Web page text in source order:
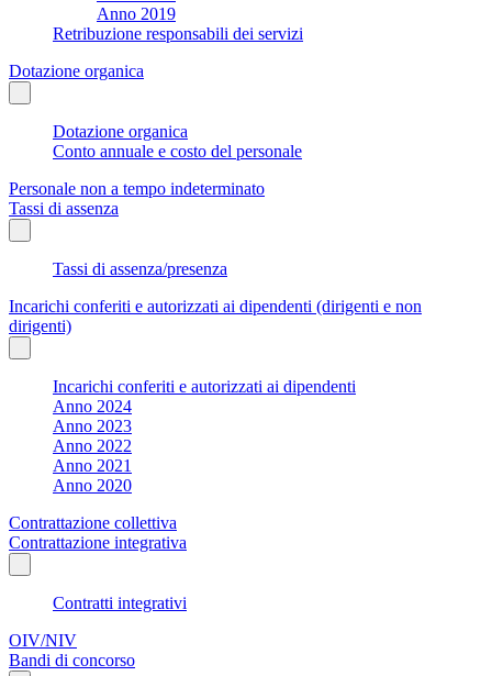
Anno 2019
Retribuzione responsabili dei servizi
Dotazione organica
Dotazione organica
Conto annuale e costo del personale
Personale non a tempo indeterminato
Tassi di assenza
Tassi di assenza/presenza
Incarichi conferiti e autorizzati ai dipendenti (dirigenti e non
dirigenti)
Incarichi conferiti e autorizzati ai dipendenti
Anno 2024
Anno 2023
Anno 2022
Anno 2021
Anno 2020
Contrattazione collettiva
Contrattazione integrativa
Contratti integrativi
OIV/NIV
Bandi di concorso